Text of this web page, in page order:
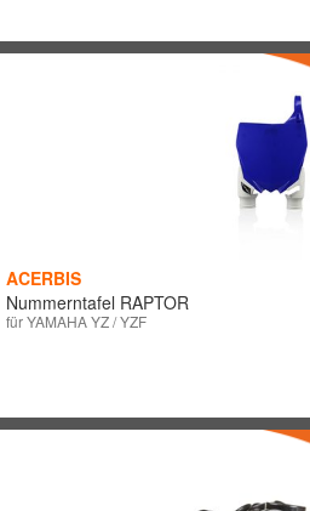
ACERBIS
Nummerntafel RAPTOR
für YAMAHA YZ / YZF